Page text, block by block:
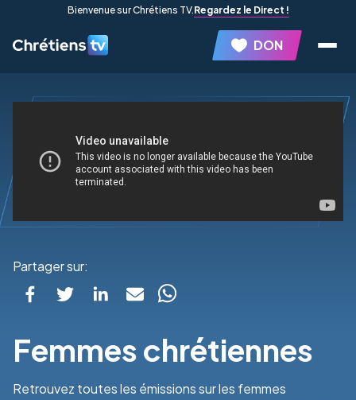
Bienvenue sur Chrétiens TV.Regardez le Direct !
DON
Partager sur:
Femmes chrétiennes
Retrouvez toutes les émissions sur les femmes